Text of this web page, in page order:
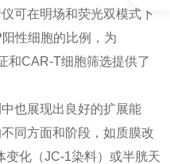
可在明场和荧光双模式下
性细胞的比例，为
和CAR-T细胞筛选提供了
也展现出良好的扩展能
同方面和阶段，如质膜改
化（JC-1染料）或半胱天